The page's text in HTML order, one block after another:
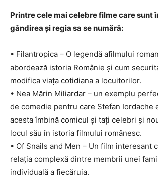
Printre cele mai celebre filme care sunt
gândirea și regia sa se numără:
• Filantropica – O legendă afilmului
abordează istoria Românie și cum
modifica viața cotidiana a locuitorilor.
• Nea Mărin Miliardar – un exemplu
de comedie pentru care Stefan Iordache
acesta îmbină comicul și tați celebri și
locul său în istoria filmului românesc.
• Of Snails and Men – Un film interesant
relația complexă dintre membrii unei
individuală a fiecăruia.